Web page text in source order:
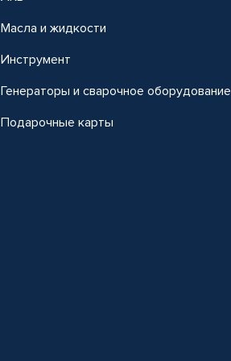
Масла и жидкости
Инструмент
Генераторы и сварочное оборудование
Подарочные карты